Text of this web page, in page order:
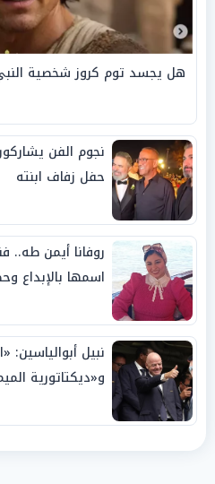
هل يجسد توم كروز شخصية
نجوم الفن
حفل زفاف ابنته
روفانا أيمن طه..
اسمها بالإبداع
نبيل أبوالياسين:
و«ديكتاتورية